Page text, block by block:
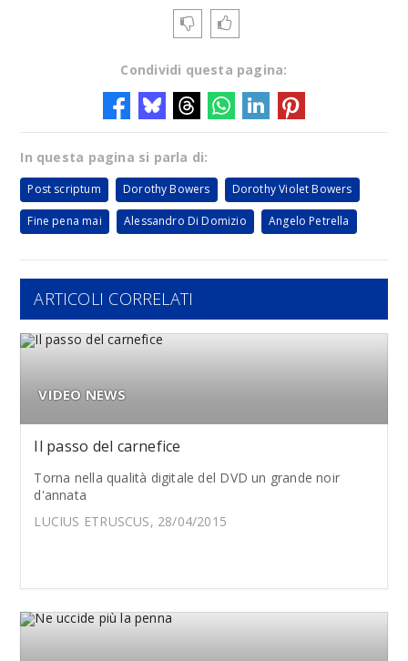
Condividi questa pagina:
In questa pagina si parla di:
Post scriptum Dorothy Bowers Dorothy Violet Bowers
Fine pena mai Alessandro Di Domizio Angelo Petrella
ARTICOLI CORRELATI
VIDEO NEWS
Il passo del carnefice
Torna nella qualità digitale del DVD un grande noir
d'annata
LUCIUS ETRUSCUS, 28/04/2015